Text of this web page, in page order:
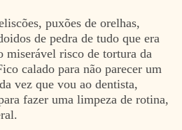
puxões de orelhas,
de pedra de tudo que era
miserável risco de tortura da
calado para não parecer um
vez que vou ao dentista,
fazer uma limpeza de rotina,